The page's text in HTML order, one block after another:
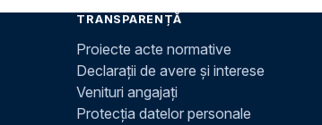
TRANSPARENȚĂ
Proiecte acte normative
Declarații de avere și interese
Venituri angajați
Protecția datelor personale